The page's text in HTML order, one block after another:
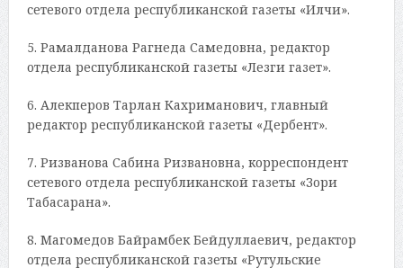
сетевого отдела республиканской газеты «Илчи».
5. Рамалданова Рагнеда Самедовна, редактор
отдела республиканской газеты «Лезги газет».
6. Алекперов Тарлан Кахриманович, главный
редактор республиканской газеты «Дербент».
7. Ризванова Сабина Ризвановна, корреспондент
сетевого отдела республиканской газеты «Зори
Табасарана».
8. Магомедов Байрамбек Бейдуллаевич, редактор
отдела республиканской газеты «Рутульские